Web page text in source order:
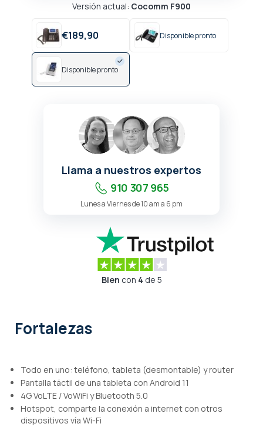
Versión actual: Cocomm F900
€189,90 Disponible pronto
Disponible pronto
Llama a nuestros expertos
910 307 965
Lunes a Viernes de 10 am a 6 pm
Bien con 4 de 5
Fortalezas
Todo en uno: teléfono, tableta (desmontable) y router
Pantalla táctil de una tableta con Android 11
4G VoLTE / VoWiFi y Bluetooth 5.0
Hotspot, comparte la conexión a internet con otros
dispositivos vía Wi-Fi